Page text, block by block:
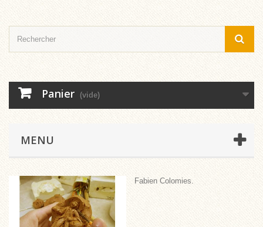
Panier (vide)
MENU
Fabien Colomies.